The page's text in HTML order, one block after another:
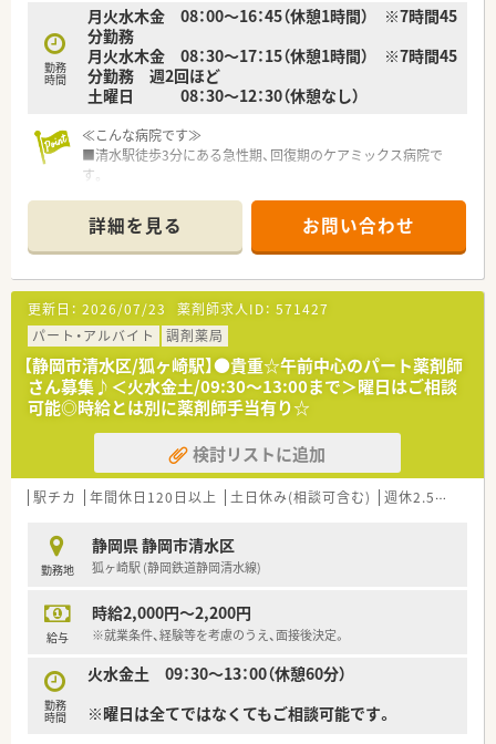
勤務
時間
月火水木金 08：00～16：45（休憩1時間） ※7時間45
分勤務
月火水木金 08：30～17：15（休憩1時間） ※7時間45
分勤務 週2回ほど
土曜日 08：30～12：30（休憩なし）
≪こんな病院です≫
■清水駅徒歩3分にある急性期、回復期のケアミックス病院で
す。
■抗がん剤を用いた化学療法から、地域包括ケア病棟の患者様の
在宅復帰支援まで幅広く対応しています。
■診療所、保険薬局との連携による地域医療への貢献を目標に、
フォーミュラリーを公開する等の取り組みも行っています。
■感染対策チーム（ＩＣＴ）、栄養サポートチーム（NST）、褥瘡サ
ポートチームなどチーム医療に薬剤師も積極的に参加していま
す。
≪業務内容≫
■入院患者様の調剤、監査、服薬指導 ※外来は院外処方
■注射調整業務（抗がん剤、ＴＰＮ）
■製剤業務
■病棟服薬指導
■持参薬管理業務
■各種委員会（NST、ICT、褥瘡、他）
≪おすすめポイント≫
■夜勤当直業務は無く働けます。
■専門認定資格取得や教育体制も整っています
■奨学金などの制度も整っている法人です。
詳細を見る お問い合わせ
更新日： 2026/07/23 薬剤師求人ID： 571427
パート・アルバイト
調剤薬局
【静岡市清水区/狐ヶ崎駅】●貴重☆午前中心のパート薬剤師
さん募集♪＜火水金土/09:30～13:00まで＞曜日はご相談
可能◎時給とは別に薬剤師手当有り☆
検討リストに追加
駅チカ 年間休日120日以上 土日休み(相談可含む) 週休2.5日以上
勤務地
静岡県 静岡市清水区
狐ヶ崎駅 (静岡鉄道静岡清水線)
給与
時給2,000円～2,200円
※就業条件、経験等を考慮のうえ、面接後決定。
勤務
時間
火水金土 09：30～13：00（休憩60分）
※曜日は全てではなくてもご相談可能です。